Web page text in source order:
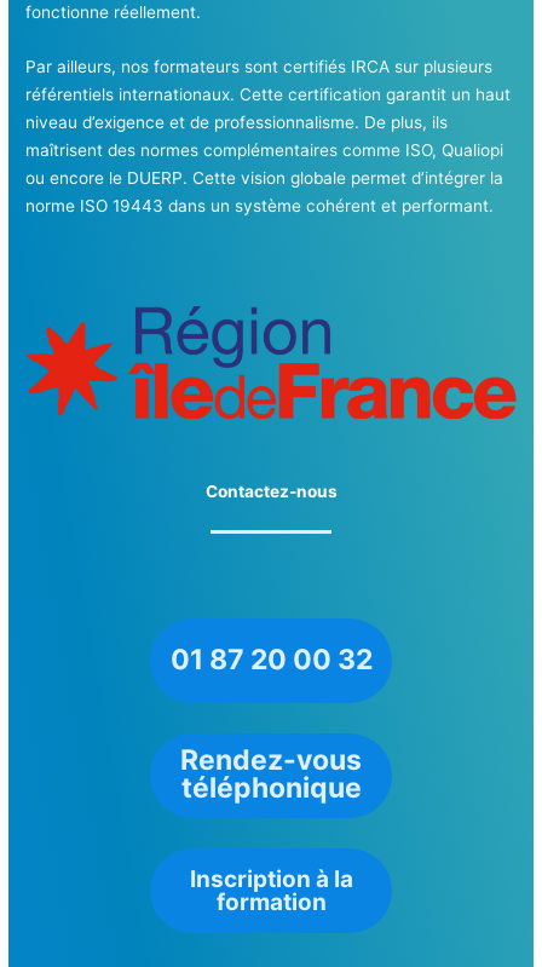
fonctionne réellement.
Par ailleurs, nos formateurs sont certifiés IRCA sur plusieurs
référentiels internationaux. Cette certification garantit un haut
niveau d’exigence et de professionnalisme. De plus, ils
maîtrisent des normes complémentaires comme ISO, Qualiopi
ou encore le DUERP. Cette vision globale permet d’intégrer la
norme ISO 19443 dans un système cohérent et performant.
Contactez-nous
01 87 20 00 32
Rendez-vous
téléphonique
Inscription à la
formation